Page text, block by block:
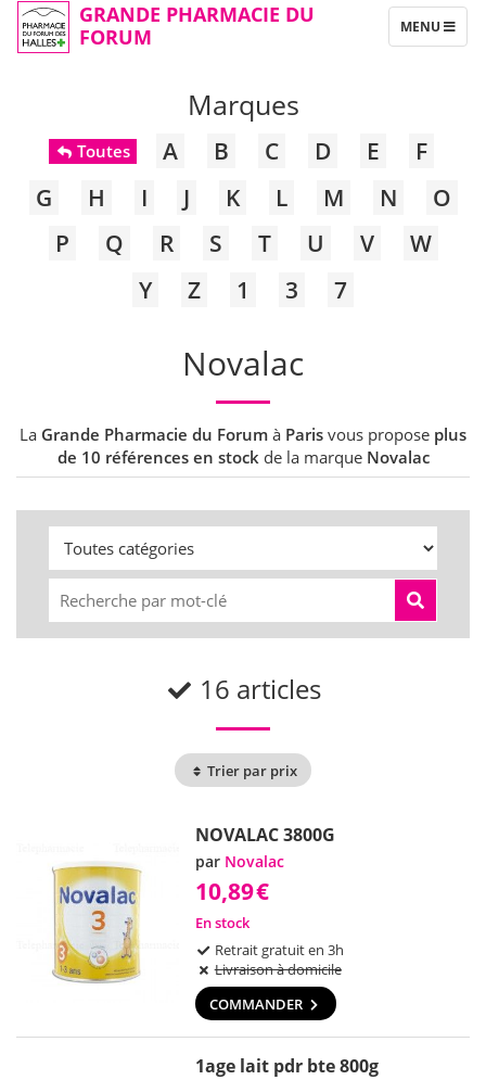
GRANDE PHARMACIE DU
FORUM
TOGGLE
NAVIGATION
MENU
Marques
Toutes A B C D E
F
G
H I J K L M N
O
P
Q R S T U V
W
Y
Z 1 3 7
Novalac
La Grande Pharmacie du Forum à Paris vous propose plus
de 10 références en stock de la marque Novalac
16 articles
Trier par prix
NOVALAC 3800G
par Novalac
10,89€
En stock
Retrait gratuit en 3h
Livraison à domicile
COMMANDER
1age lait pdr bte 800g